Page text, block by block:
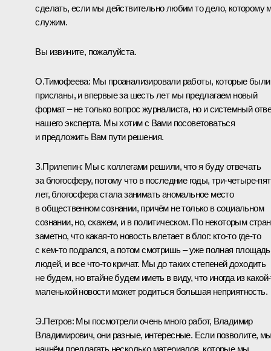
сделать, если мы действительно любим то дело, которому
служим.
Вы извините, пожалуйста.
О.Тимофеева: Мы проанализировали работы, которые были
присланы, и впервые за шесть лет мы предлагаем новый
формат – не только вопрос журналиста, но и системный
нашего эксперта. Мы хотим с Вами посоветоваться
и предложить Вам пути решения.
З.Прилепин: Мы с коллегами решили, что я буду отвечать
за блогосферу, потому что в последние годы, три-четыре-
лет, блогосфера стала занимать аномальное место
в общественном сознании, причём не только в социальном
сознании, но, скажем, и в политическом. По некоторым
заметно, что какая‑то новость влетает в блог: кто‑то где‑то
с кем‑то подрался, а потом смотришь – уже полная площадь
людей, и все что‑то кричат. Мы до таких степеней доходить
не будем, но втайне будем иметь в виду, что иногда из
маленькой новости может родиться большая неприятность.
Э.Петров: Мы посмотрели очень много работ, Владимир
Владимирович, они разные, интересные. Если позволите,
начнём предлагать несколько материалов, которые мы